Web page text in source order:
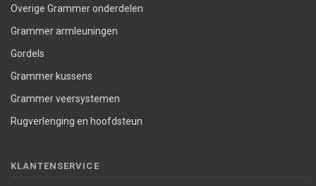
Overige Grammer onderdelen
Grammer armleuningen
Gordels
Grammer kussens
Grammer veersystemen
Rugverlenging en hoofdsteun
KLANTENSERVICE